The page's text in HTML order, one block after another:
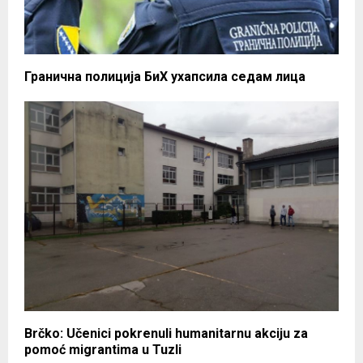
Гранична полиција БиХ ухапсила седам лица
Brčko: Učenici pokrenuli humanitarnu akciju za
pomoć migrantima u Tuzli